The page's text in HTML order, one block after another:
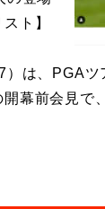
ト】
は、PGA
幕前会見で